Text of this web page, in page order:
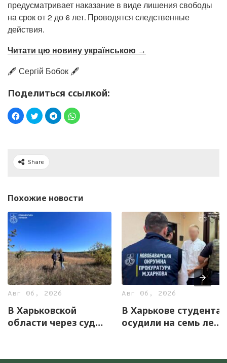
предусматривает наказание в виде лишения свободы
на срок от 2 до 6 лет. Проводятся следственные
действия.
Читати цю новину українською →
🖋️ Сергій Бобок 🖋️
Поделиться ссылкой:
Share
Похожие новости
Авг 06, 2026
В Харьковской
области через суд
уникального
Авг 06, 2026
В Харькове студента
осудили на семь лет
пропаганду СССР